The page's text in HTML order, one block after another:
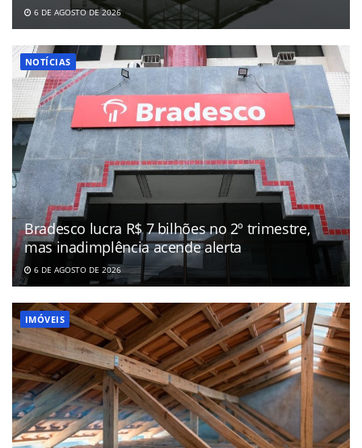
6 DE AGOSTO DE 2026
NOTÍCIAS
Bradesco lucra R$ 7 bilhões no 2º trimestre,
mas inadimplência acende alerta
6 DE AGOSTO DE 2026
IMÓVEIS